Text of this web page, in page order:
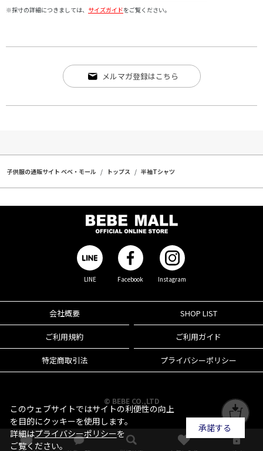
※採寸の詳細につきましては、 サイズガイドをご覧ください。
メルマガ登録はこちら
子供服の通販サイト ベベ・モール トップス 半袖Tシャツ
LINE Facebook Instagram
会社概要 SHOP LIST
ご利用規約 ご利用ガイド
特定商取引法 プライバシーポリシー
© BEBE CO.,LTD
このウェブサイトではサイトの利便性の向上
を目的にクッキーを使用します。
詳細はプライバシーポリシーを
ご覧ください。
承諾する